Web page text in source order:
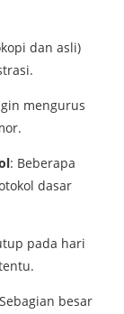
dan asli)
mengurus
: Beberapa
dasar
pada hari
besar